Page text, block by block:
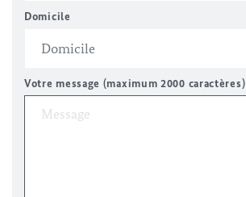
Domicile
Votre message (maximum 2000 caractères)